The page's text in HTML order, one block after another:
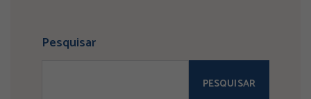
Pesquisar
PESQUISAR